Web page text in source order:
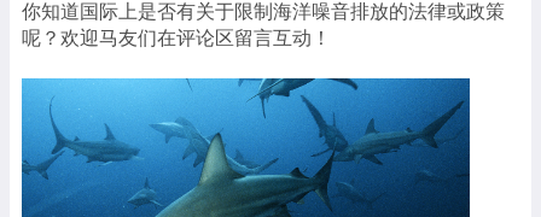
你知道国际上是否有关于限制海洋噪音排放的法律或政策
呢？欢迎马友们在评论区留言互动！